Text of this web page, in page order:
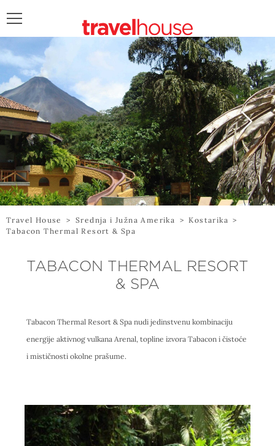
POŠALJITE UPIT
Travel House > Srednja i Južna Amerika > Kostarika >
Tabacon Thermal Resort & Spa
TABACON THERMAL RESORT
& SPA
Tabacon Thermal Resort & Spa nudi jedinstvenu kombinaciju
energije aktivnog vulkana Arenal, topline izvora Tabacon i čistoće
i mističnosti okolne prašume.